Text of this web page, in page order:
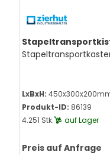
LxBxH:
Produkt-ID: 86139
4.251 Stk.
auf Lager
Preis auf Anfrage